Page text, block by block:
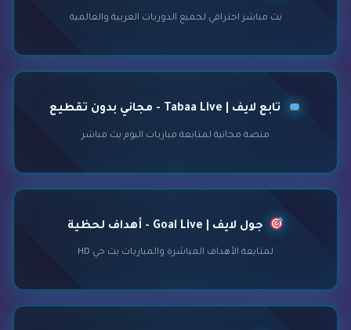
بث مباشر احترافي لجميع الدوريات العربية والعالمية
تابع لايف | Tabaa Live - مجاني بدون تقطيع
منصة مجانية لمتابعة مباريات اليوم بث مباشر
جول لايف | Goal Live - أهداف لحظية
لمتابعة الأهداف المباشرة والمباريات بث حي HD